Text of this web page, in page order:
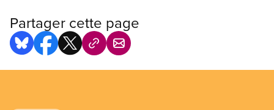
Partager cette page